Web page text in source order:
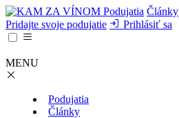
Podujatia Články
Pridajte svoje podujatie
Prihlásiť sa
MENU
Podujatia
Články